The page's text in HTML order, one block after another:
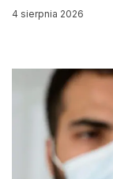
4 sierpnia 2026